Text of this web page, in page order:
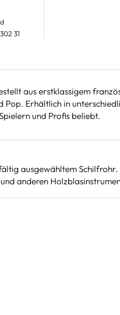
31
aus erstklassigem
Pop. Erhältlich in
und Profis beliebt.
ausgewähltem
anderen